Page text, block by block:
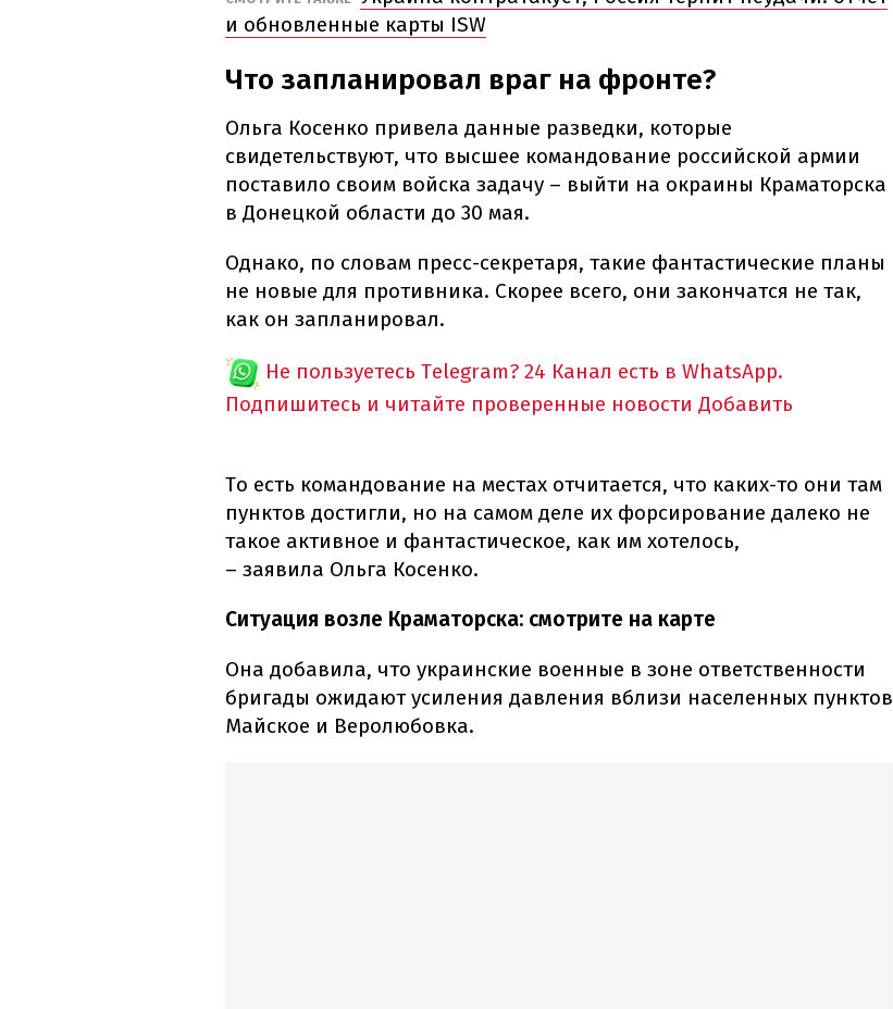
и обновленные карты ISW
Что запланировал враг на фронте?
Ольга Косенко привела данные разведки, которые
свидетельствуют, что высшее командование российской армии
поставило своим войска задачу – выйти на окраины Краматорска
в Донецкой области до 30 мая.
Однако, по словам пресс-секретаря, такие фантастические планы
не новые для противника. Скорее всего, они закончатся не так,
как он запланировал.
Не пользуетесь Telegram? 24 Канал есть в WhatsApp.
Подпишитесь и читайте проверенные новости Добавить
То есть командование на местах отчитается, что каких-то они там
пунктов достигли, но на самом деле их форсирование далеко не
такое активное и фантастическое, как им хотелось,
– заявила Ольга Косенко.
Ситуация возле Краматорска: смотрите на карте
Она добавила, что украинские военные в зоне ответственности
бригады ожидают усиления давления вблизи населенных пунктов
Майское и Веролюбовка.